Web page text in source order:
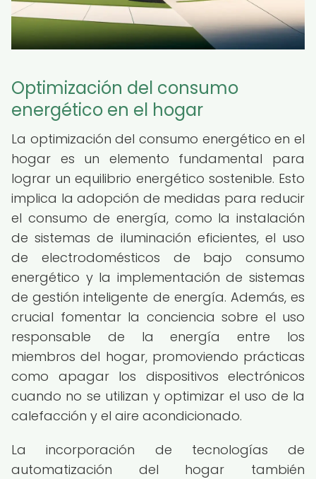
Optimización del consumo
energético en el hogar
La optimización del consumo energético en el
hogar es un elemento fundamental para
lograr un equilibrio energético sostenible. Esto
implica la adopción de medidas para reducir
el consumo de energía, como la instalación
de sistemas de iluminación eficientes, el uso
de electrodomésticos de bajo consumo
energético y la implementación de sistemas
de gestión inteligente de energía. Además, es
crucial fomentar la conciencia sobre el uso
responsable de la energía entre los
miembros del hogar, promoviendo prácticas
como apagar los dispositivos electrónicos
cuando no se utilizan y optimizar el uso de la
calefacción y el aire acondicionado.
La incorporación de tecnologías de
automatización del hogar también